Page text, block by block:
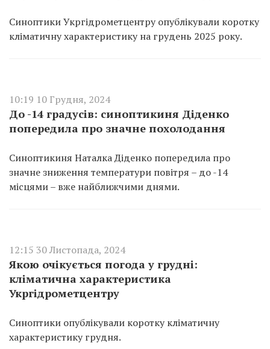
Синоптики Укргідрометцентру опублікували коротку
кліматичну характеристику на грудень 2025 року.
10:19 10 Грудня, 2024
До -14 градусів: синоптикиня Діденко
попередила про значне похолодання
Синоптикиня Наталка Діденко попередила про
значне зниження температури повітря – до -14
місцями – вже найближчими днями.
12:15 30 Листопада, 2024
Якою очікується погода у грудні:
кліматична характеристика
Укргідрометцентру
Синоптики опублікували коротку кліматичну
характеристику грудня.